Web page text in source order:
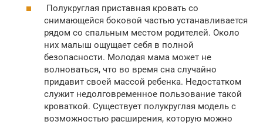
Полукруглая приставная кровать со
снимающейся боковой частью устанавливается
рядом со спальным местом родителей. Около
них малыш ощущает себя в полной
безопасности. Молодая мама может не
волноваться, что во время сна случайно
придавит своей массой ребенка. Недостатком
служит недолговременное пользование такой
кроваткой. Существует полукруглая модель с
возможностью расширения, которую можно